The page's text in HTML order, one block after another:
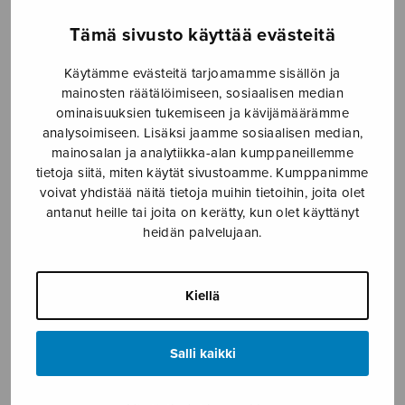
Tämä sivusto käyttää evästeitä
Käytämme evästeitä tarjoamamme sisällön ja
mainosten räätälöimiseen, sosiaalisen median
ominaisuuksien tukemiseen ja kävijämäärämme
analysoimiseen. Lisäksi jaamme sosiaalisen median,
mainosalan ja analytiikka-alan kumppaneillemme
tietoja siitä, miten käytät sivustoamme. Kumppanimme
voivat yhdistää näitä tietoja muihin tietoihin, joita olet
antanut heille tai joita on kerätty, kun olet käyttänyt
heidän palvelujaan.
Kiellä
Salli kaikki
3,50€
Lapsuuteni
maa
määrä
LISÄÄ
OSTOSKORIIN
S0269
Sävellysvuosi 1955.